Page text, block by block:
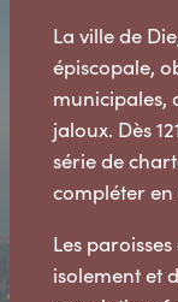
La ville de
épiscopale,
municipales,
jaloux. Dès
série de
compléter en
Les
isolement et